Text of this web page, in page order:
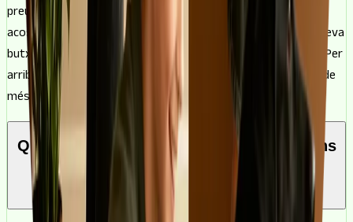
preu) són coses diferents. Per a un pis de 150.000 €, el banc
acostuma a posar el 80%, uns 120.000 €, i la resta surt de la teva
butxaca: al voltant de 30.000 € d'entrada més les despeses. Per
arribar a demanar 150.000 € sencers sol caldre un habitatge de
més valor o entrar en una hipoteca al 100%.
Quina quota té un pis de 150.000 € segons
el finançament?